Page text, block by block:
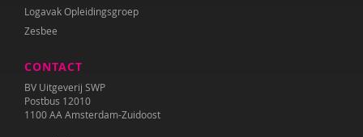
Logavak Opleidingsgroep
Zesbee
CONTACT
BV Uitgeverij SWP
Postbus 12010
1100 AA Amsterdam-Zuidoost